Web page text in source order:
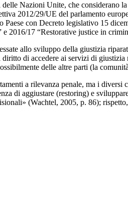
Nazioni Unite, che considerano
2012/29/UE del parlamento
con Decreto legislativo 15
2016/17 “Restorative justice in
allo sviluppo della giustizia
di accedere ai servizi di
delle altre parti (la
a rilevanza penale, ma i diversi
di aggiustare (restoring) e
(Wachtel, 2005, p. 86);